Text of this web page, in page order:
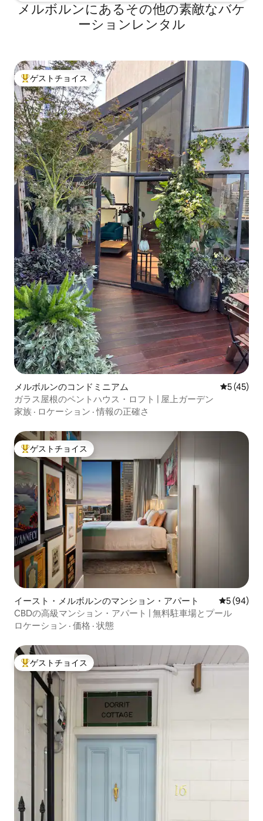
メルボルンにあるその他の素敵なバケ
ーションレンタル
大好評のゲストチョイスです。
ゲストチョイス
メルボルンのコンドミニアム レビュー
5 (45)
ガラス屋根のペントハウス・ロフト | 屋上ガーデン
家族 · ロケーション ·情報の正確さ
大好評のゲストチョイスです。
ゲストチョイス
イースト・メルボルンのマンション・アパート レビュー
5 (94)
CBDの高級マンション・アパート | 無料駐車場とプール
ロケーション · 価格 · 状態
大好評のゲストチョイスです。
ゲストチョイス